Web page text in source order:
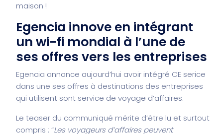
maison !
Egencia innove en intégrant
un wi-fi mondial à l’une de
ses offres vers les entreprises
Egencia annonce aujourd’hui avoir intégré CE serice
dans une ses offres à destinations des entreprises
qui utilisent sont service de voyage d’affaires.
Le teaser du communiqué mérite d’être lu et surtout
compris : “Les voyageurs d’affaires peuvent